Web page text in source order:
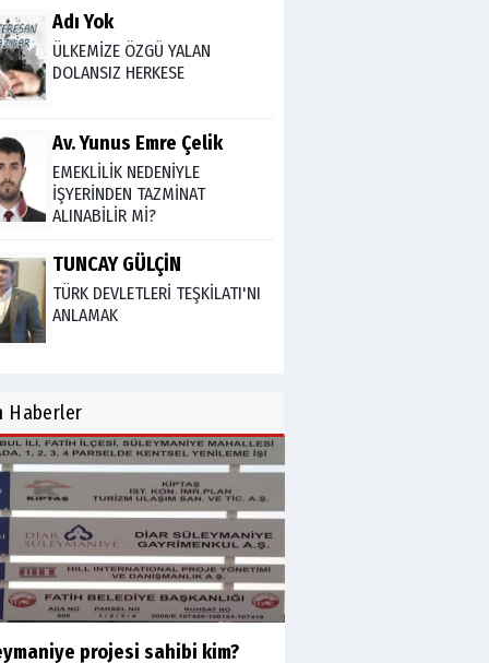
Adı Yok
ÜLKEMİZE ÖZGÜ YALAN
DOLANSIZ HERKESE
Av. Yunus Emre Çelik
EMEKLİLİK NEDENİYLE
İŞYERİNDEN TAZMİNAT
ALINABİLİR Mİ?
TUNCAY GÜLÇİN
TÜRK DEVLETLERİ TEŞKİLATI'NI
ANLAMAK
Nüfus ve Seçmen sayıları
tutarsızlığı
Misafir Yazar
Yapay zekâ platformlarında
ebeveyn kontrolü sağlamak
Mustafa Küçükkural
OLANIN ÖZETİ!.
Haberler
projesi sahibi kim?